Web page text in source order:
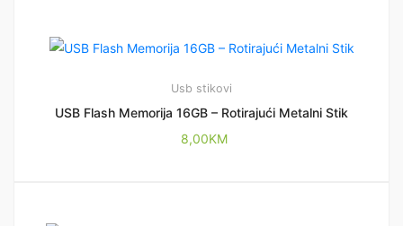
Usb stikovi
USB Flash Memorija 16GB – Rotirajući Metalni Stik
8,00KM